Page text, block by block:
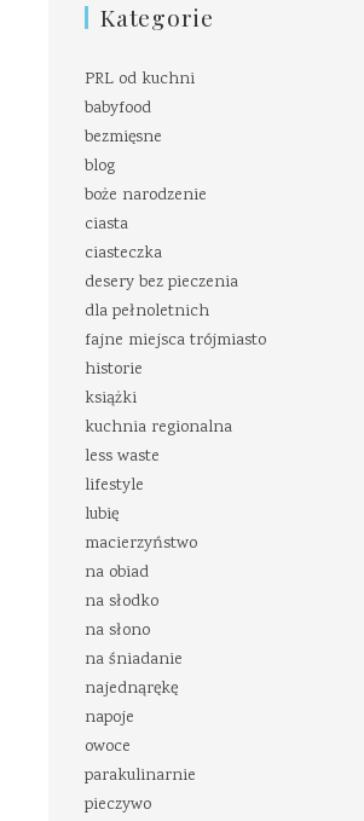
Kategorie
PRL od kuchni
babyfood
bezmięsne
blog
boże narodzenie
ciasta
ciasteczka
desery bez pieczenia
dla pełnoletnich
fajne miejsca trójmiasto
historie
książki
kuchnia regionalna
less waste
lifestyle
lubię
macierzyństwo
na obiad
na słodko
na słono
na śniadanie
najednąrękę
napoje
owoce
parakulinarnie
pieczywo